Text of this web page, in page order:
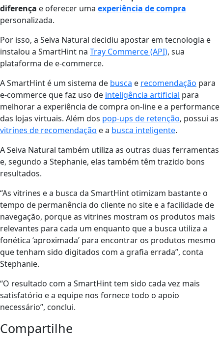
diferença e oferecer uma experiência de compra
personalizada.
Por isso, a Seiva Natural decidiu apostar em tecnologia e
instalou a SmartHint na Tray Commerce (API), sua
plataforma de e-commerce.
A SmartHint é um sistema de busca e recomendação para
e-commerceque faz uso de inteligência artificial para
melhorar a experiência de compra on-line e a performance
das lojas virtuais. Além dos pop-ups de retenção, possui as
vitrines de recomendação e a busca inteligente.
A Seiva Natural também utiliza as outras duas ferramentas
e, segundo a Stephanie, elas também têm trazido bons
resultados.
“As vitrines e a busca da SmartHint otimizam bastante o
tempo de permanência do cliente no site e a facilidade de
navegação, porque as vitrines mostram os produtos mais
relevantes para cada um enquanto que a busca utiliza a
fonética ‘aproximada’ para encontrar os produtos mesmo
que tenham sido digitados com a grafia errada”, conta
Stephanie.
“O resultado com a SmartHint tem sido cada vez mais
satisfatório e a equipe nos fornece todo o apoio
necessário”, conclui.
Compartilhe